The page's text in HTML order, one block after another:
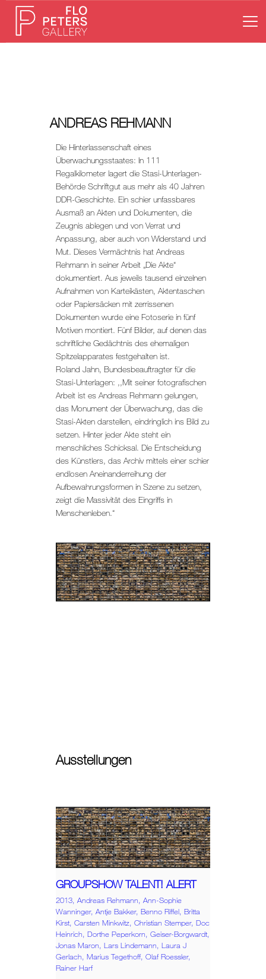
KÜNSTLER
NEWS
ONLINESHOP
KONTAKT
ANDREAS REHMANN
Die Hinterlassenschaft eines
Überwachungsstaates: In 111
Regalkilometer lagert die Stasi-Unterlagen-
Behörde Schriftgut aus mehr als 40 Jahren
DDR-Geschichte. Ein schier unfassbares
Ausmaß an Akten und Dokumenten, die
Zeugnis ablegen und von Verrat und
Anpassung, aber auch von Widerstand und
Mut. Dieses Vermächtnis hat Andreas
Rehmann in seiner Arbeit „Die Akte“
dokumentiert. Aus jeweils tausend einzelnen
Aufnahmen von Karteikästen, Aktentaschen
oder Papiersäcken mit zerrissenen
Dokumenten wurde eine Fotoserie in fünf
Motiven montiert. Fünf Bilder, auf denen das
schriftliche Gedächtnis des ehemaligen
Spitzelapparates festgehalten ist.
Roland Jahn, Bundesbeauftragter für die
Stasi-Unterlagen: ,,Mit seiner fotografischen
Arbeit ist es Andreas Rehmann gelungen,
das Monument der Überwachung, das die
Stasi-Akten darstellen, eindringlich ins Bild zu
setzen. Hinter jeder Akte steht ein
menschliches Schicksal. Die Entscheidung
des Künstlers, das Archiv mittels einer schier
endlosen Aneinanderreihung der
Aufbewahrungsformen in Szene zu setzen,
zeigt die Massivität des Eingriffs in
Menschenleben.“
Ausstellungen
GROUPSHOW TALENT! ALERT
2013, Andreas Rehmann, Ann-Sophie
Wanninger, Antje Bakker, Benno Riffel, Britta
Kirst, Carsten Minkwitz, Christian Stemper, Doc
Heinrich, Dorthe Peperkorn, Geiser-Borgwardt,
Jonas Maron, Lars Lindemann, Laura J
Gerlach, Marius Tegethoff, Olaf Roessler,
Rainer Harf